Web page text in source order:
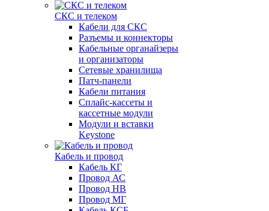
СКС и телеком
Кабели для СКС
Разъемы и коннекторы
Кабельные органайзеры
и организаторы
Сетевые хранилища
Патч-панели
Кабели питания
Сплайс-кассеты и
кассетные модули
Модули и вставки
Keystone
Кабель и провод
Кабель КГ
Провод АС
Провод НВ
Провод МГ